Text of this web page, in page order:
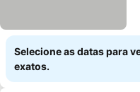
Selecione as datas para
exatos.